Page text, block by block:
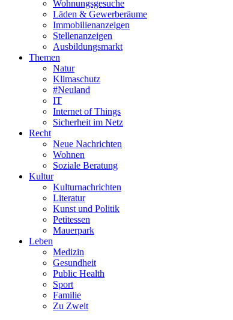
Wohnungsgesuche
Läden & Gewerberäume
Immobilienanzeigen
Stellenanzeigen
Ausbildungsmarkt
Themen
Natur
Klimaschutz
#Neuland
IT
Internet of Things
Sicherheit im Netz
Recht
Neue Nachrichten
Wohnen
Soziale Beratung
Kultur
Kulturnachrichten
Literatur
Kunst und Politik
Petitessen
Mauerpark
Leben
Medizin
Gesundheit
Public Health
Sport
Familie
Zu Zweit